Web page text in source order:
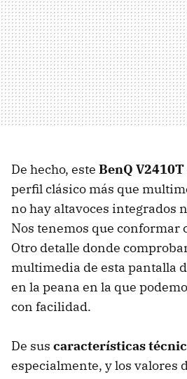
De hecho, este BenQ V2410T
perfil clásico más que
no hay altavoces integrados
Nos tenemos que conformar
Otro detalle donde
multimedia de esta pantalla
en la peana en la que
con facilidad.
De sus características
especialmente, y los valores